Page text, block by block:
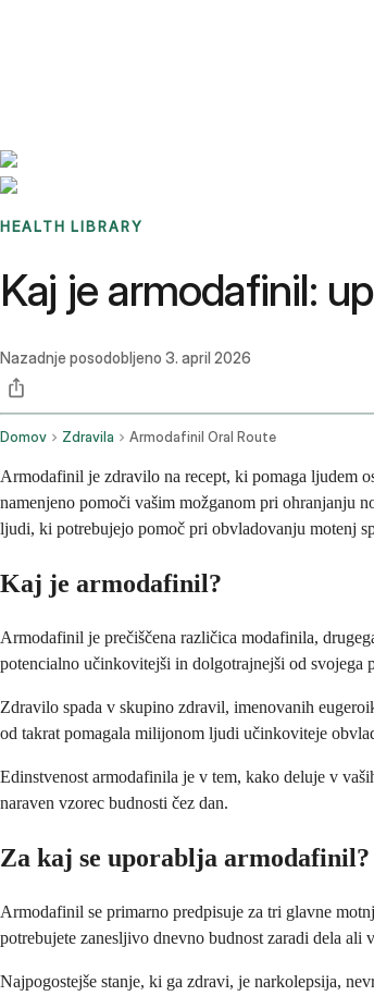
HEALTH LIBRARY
Kaj je armodafinil:
Nazadnje posodobljeno 3. april 2026
Domov Zdravila Armodafinil Oral Route
Armodafinil je zdravilo na recept, ki pomaga ljudem
namenjeno pomoči vašim možganom pri ohranjanju
ljudi, ki potrebujejo pomoč pri obvladovanju motenj
Kaj je armodafinil?
Armodafinil je prečiščena različica modafinila,
potencialno učinkovitejši in dolgotrajnejši od svojega
Zdravilo spada v skupino zdravil, imenovanih
od takrat pomagala milijonom ljudi učinkoviteje
Edinstvenost armodafinila je v tem, kako deluje v
naraven vzorec budnosti čez dan.
Za kaj se uporablja armodafinil?
Armodafinil se primarno predpisuje za tri glavne
potrebujete zanesljivo dnevno budnost zaradi dela ali
Najpogostejše stanje, ki ga zdravi, je narkolepsija,